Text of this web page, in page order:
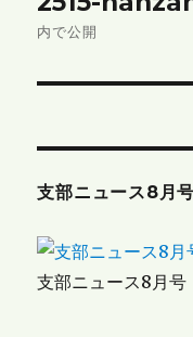
稿
ゲ
ー
シ
ョ
内で公開
支部ニュース8月号
支部ニュース8月